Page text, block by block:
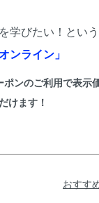
学びたい！とい
ンライン」
ンのご利用で表示
けます！
おすす